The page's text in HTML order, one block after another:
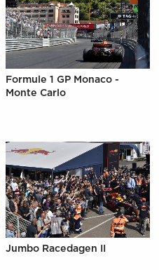
Formule 1 GP Monaco -
Monte Carlo
Jumbo Racedagen II